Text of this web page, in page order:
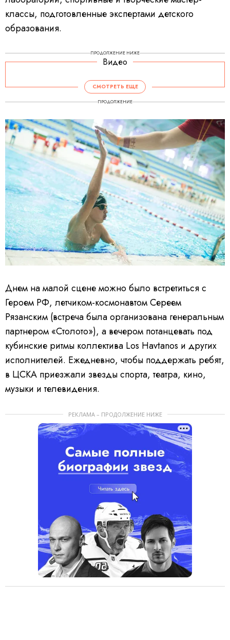
классы, подготовленные экспертами детского
образования.
ПРОДОЛЖЕНИЕ НИЖЕ
Видео
СМОТРЕТЬ ЕЩЕ
ПРОДОЛЖЕНИЕ
Днем на малой сцене можно было встретиться с
Героем РФ, летчиком-космонавтом Сереем
Рязанским (встреча была организована генеральным
партнером «Столото»), а вечером потанцевать под
кубинские ритмы коллектива Los Havtanos и других
исполнителей. Ежедневно, чтобы поддержать ребят,
в ЦСКА приезжали звезды спорта, театра, кино,
музыки и телевидения.
РЕКЛАМА – ПРОДОЛЖЕНИЕ НИЖЕ